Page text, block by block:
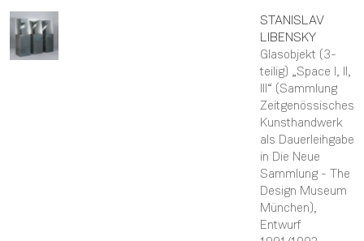
STANISLAV
LIBENSKY
Glasobjekt (3-
teilig) „Space I, II,
III“ (Sammlung
Zeitgenössisches
Kunsthandwerk
als Dauerleihgabe
in Die Neue
Sammlung - The
Design Museum
München),
Entwurf